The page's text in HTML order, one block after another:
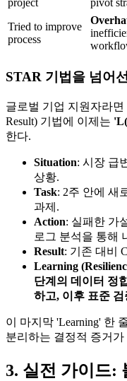
project pivot
Tried to improve
process
STAR 기법을 넘어
글로벌 기업 지원자라면
Result) 기법에 이제는
한다.
Situation: 시장 급
상황.
Task: 2주 안에 새
과제.
Action: 실패한 가
로그 분석을 통해
Result: 기존 대비
Learning
단계의 데이터 정
하고, 이후 표준
이 마지막 'Learning' 한
분리하는 결정적 증거가
3. 실전 가이드: